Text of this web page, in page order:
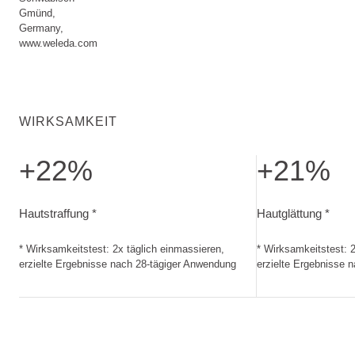
Gmünd,
Germany,
www.weleda.com
WIRKSAMKEIT
+22%
Hautstraffung *
* Wirksamkeitstest: 2x täglich einmassieren,
erzielte Ergebnisse nach 28-tägiger Anwendung
+21%
Hautglättung *
* Wirksamkeitstest:
erzielte Ergebnisse